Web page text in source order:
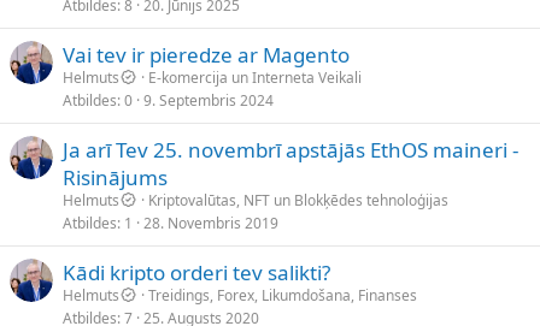
Atbildes 8 20. Jūnijs 2025
Vai tev ir pieredze ar Magento
Helmuts
E-komercija un Interneta Veikali
Atbildes 0 9. Septembris 2024
Ja arī Tev 25. novembrī apstājās EthOS maineri -
Risinājums
Helmuts
Kriptovalūtas, NFT un Blokķēdes tehnoloģijas
Atbildes 1 28. Novembris 2019
Kādi kripto orderi tev salikti?
Helmuts
Treidings, Forex, Likumdošana, Finanses
Atbildes 7 25. Augusts 2020